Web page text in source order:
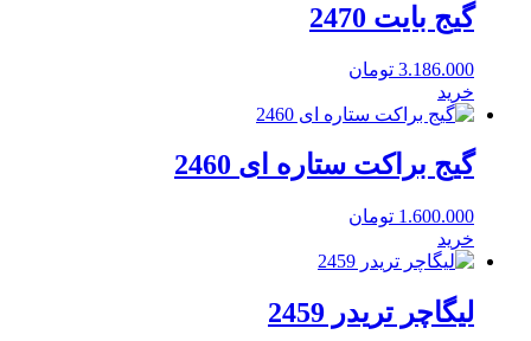
گیج بایت 2470
3.186.000 تومان
خرید
گیج براکت ستاره ای 2460
1.600.000 تومان
خرید
لیگاچر تریدر 2459